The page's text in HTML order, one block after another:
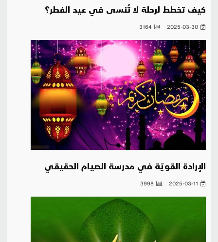
كيف تخطط لرحلة لا تُنسى في عيد الفطر؟
2025-03-30
3164
الإرادة القويّة في مدرسة الصيام الحقيقي
2025-03-11
3998